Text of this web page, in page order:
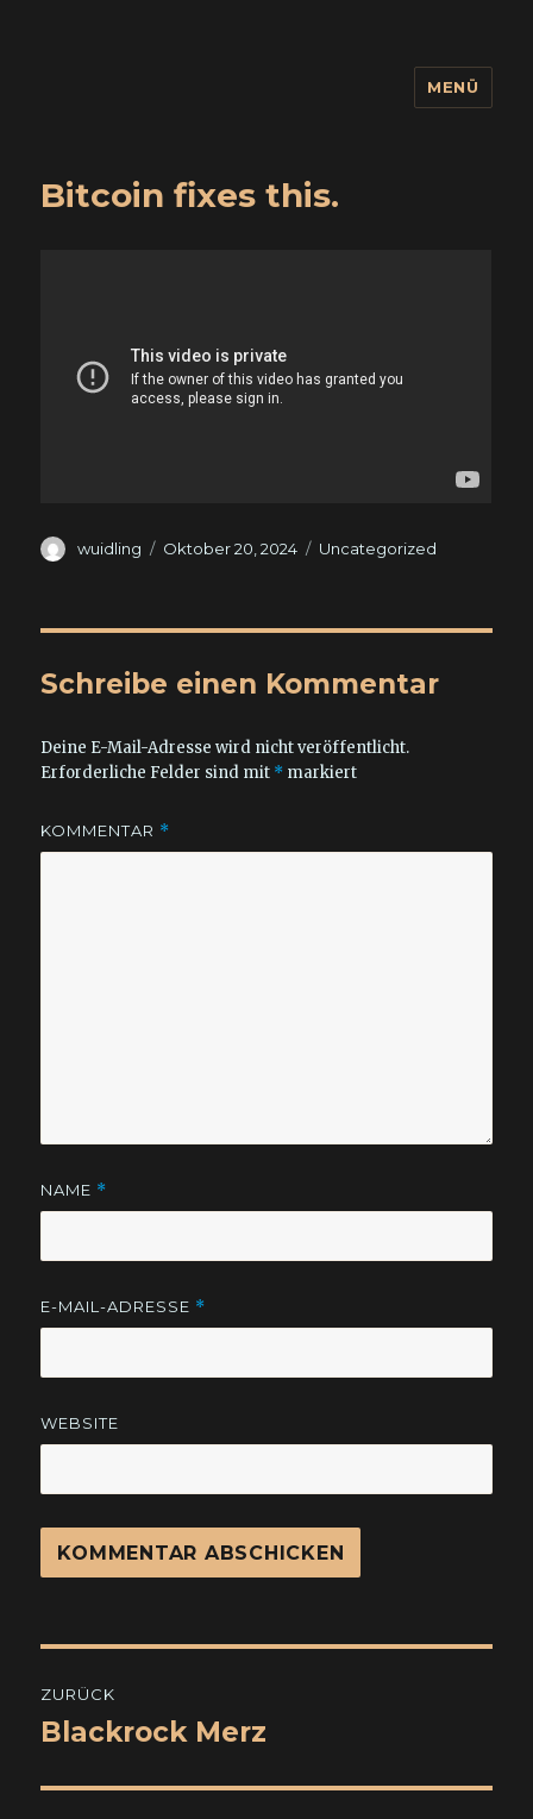
MENÜ
Bitcoin fixes this.
Autor
wuidling
Veröffentlicht
Oktober 20, 2024 Kategorien
Uncategorized
Schreibe einen Kommentar
Deine E-Mail-Adresse wird nicht veröffentlicht.
Erforderliche Felder sind mit * markiert
KOMMENTAR *
NAME *
E-MAIL-ADRESSE *
WEBSITE
ZURÜCK
Vorheriger
Blackrock Merz